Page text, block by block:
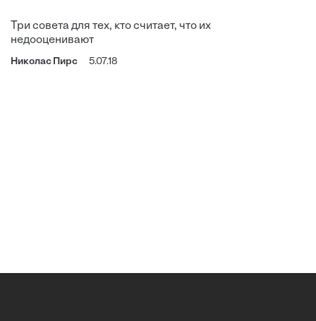
Три совета для тех, кто считает, что их
недооценивают
Николас Пирс 5.07.18